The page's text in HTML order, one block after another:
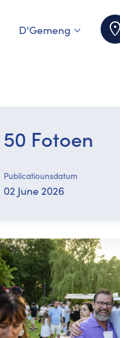
D'Gemeng
50 Fotoen
Publicatiounsdatum
02 June 2026